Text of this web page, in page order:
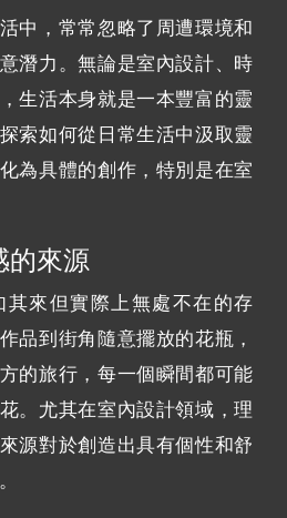
中，常常忽略了周遭環境和
潛力。無論是室內設計、時
生活本身就是一本豐富的靈
索如何從日常生活中汲取靈
為具體的創作，特別是在室
的來源
其來但實際上無處不在的存
品到街角隨意擺放的花瓶，
的旅行，每一個瞬間都可能
。尤其在室內設計領域，理
源對於創造出具有個性和舒